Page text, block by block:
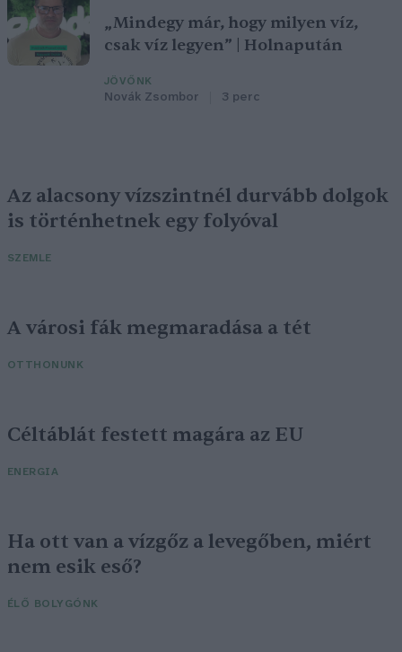
„Mindegy már, hogy milyen víz,
csak víz legyen” | Holnapután
JÖVŐNK
Novák Zsombor 3 perc
Az alacsony vízszintnél durvább dolgok
is történhetnek egy folyóval
SZEMLE
A városi fák megmaradása a tét
OTTHONUNK
Céltáblát festett magára az EU
ENERGIA
Ha ott van a vízgőz a levegőben, miért
nem esik eső?
ÉLŐ BOLYGÓNK